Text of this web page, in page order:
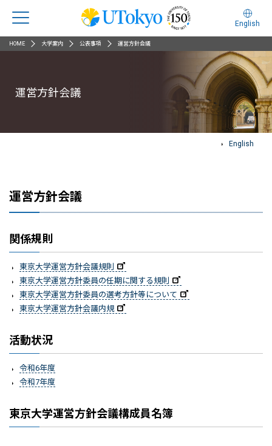
English
HOME 大学案内 公表事項 運営方針会議
運営方針会議
English
運営方針会議
関係規則
東京大学運営方針会議規則
東京大学運営方針委員の任期に関する規則
東京大学運営方針委員の選考方針等について
東京大学運営方針会議内規
活動状況
令和6年度
令和7年度
東京大学運営方針会議構成員名簿